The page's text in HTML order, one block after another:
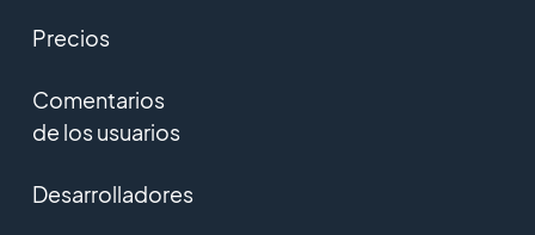
Precios
Comentarios
de los usuarios
Desarrolladores